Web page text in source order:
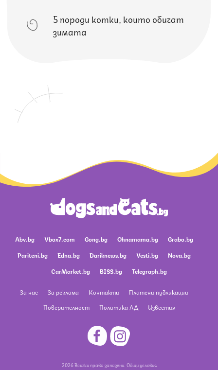
5 породи котки, които обичат
зимата
Abv.bg Vbox7.com Gong.bg Ohnamama.bg
Grabo.bg
Pariteni.bg
Edna.bg Dariknews.bg Vesti.bg
Nova.bg
CarMarket.bg
BISS.bg Telegraph.bg
За нас За реклама Контакти
Платени публикации
Поверителност
Политика ЛД Известия
2026 Всички права запазени. Общи условия